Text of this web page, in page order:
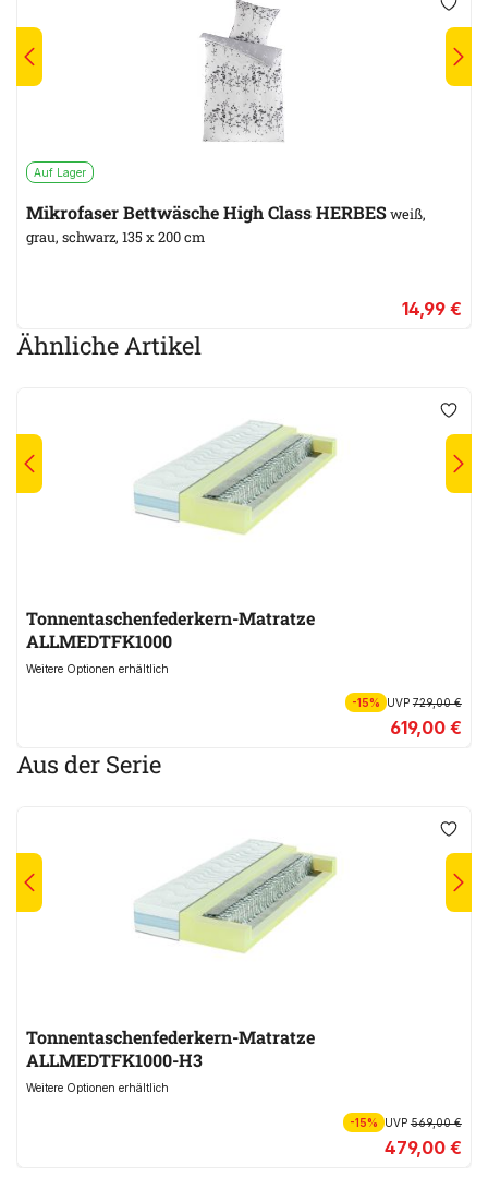
Auf Lager
Mikrofaser Bettwäsche High Class HERBESweiß,
grau, schwarz, 135 x 200 cm
14,99 €
Ähnliche Artikel
Tonnentaschenfederkern-Matratze
ALLMEDTFK1000
Weitere Optionen erhältlich
-15% UVP729,00 €
619,00 €
Aus der Serie
Tonnentaschenfederkern-Matratze
ALLMEDTFK1000-H3
Weitere Optionen erhältlich
-15% UVP569,00 €
479,00 €